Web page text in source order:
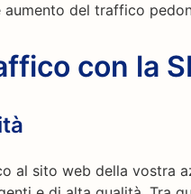
del traffico
con la
al sito web della vostra